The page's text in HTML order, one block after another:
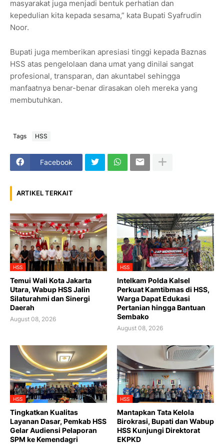
masyarakat juga menjadi bentuk perhatian dan
kepedulian kita kepada sesama,” kata Bupati Syafrudin
Noor.
Bupati juga memberikan apresiasi tinggi kepada Baznas
HSS atas pengelolaan dana umat yang dinilai sangat
profesional, transparan, dan akuntabel sehingga
manfaatnya benar-benar dirasakan oleh mereka yang
membutuhkan.
Tags HSS
Facebook
ARTIKEL TERKAIT
HSS
Temui Wali Kota Jakarta
Utara, Wabup HSS Jalin
Silaturahmi dan Sinergi
Daerah
August 08, 2026
HSS
Intelkam Polda Kalsel
Perkuat Kamtibmas di HSS,
Warga Dapat Edukasi
Pertanian hingga Bantuan
Sembako
August 08, 2026
HSS
Tingkatkan Kualitas
Layanan Dasar, Pemkab HSS
Gelar Audiensi Pelaporan
SPM ke Kemendagri
HSS
Mantapkan Tata Kelola
Birokrasi, Bupati dan Wabup
HSS Kunjungi Direktorat
EKPKD